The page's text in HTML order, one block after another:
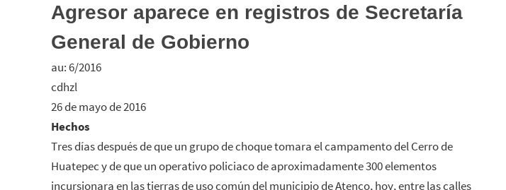
Agresor aparece en registros de Secretaría
General de Gobierno
au: 6/2016
cdhzl
26 de mayo de 2016
Hechos
Tres días después de que un grupo de choque tomara el campamento del Cerro de
Huatepec y de que un operativo policiaco de aproximadamente 300 elementos
incursionara en las tierras de uso común del municipio de Atenco, hoy, entre las calles